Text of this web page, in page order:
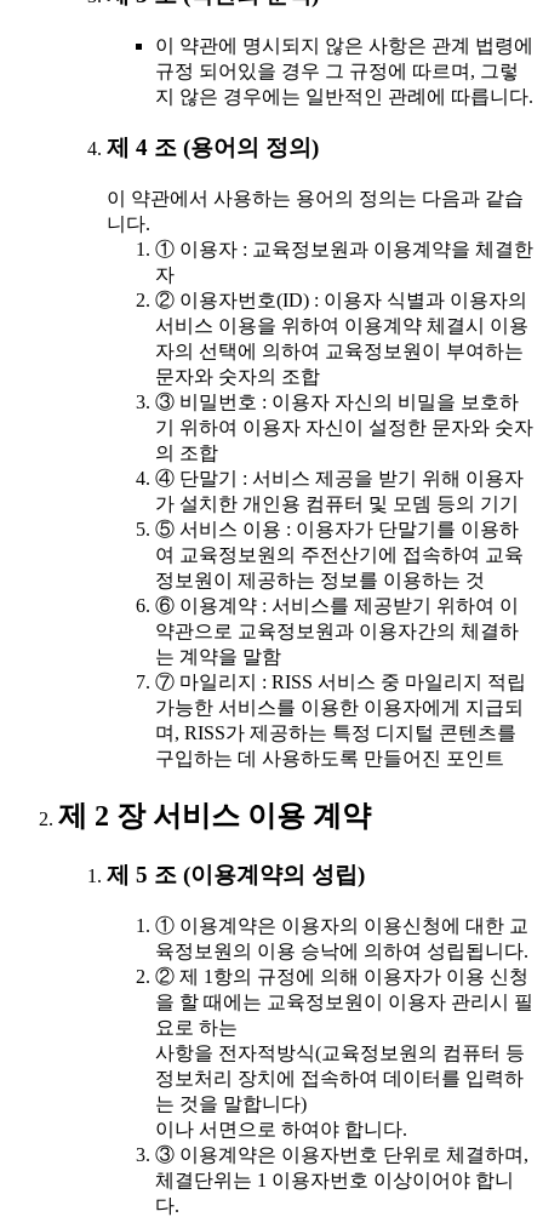
이 약관에 명시되지 않은 사항은 관계 법령에
규정 되어있을 경우 그 규정에 따르며, 그렇
지 않은 경우에는 일반적인 관례에 따릅니다.
제 4 조 (용어의 정의)
이 약관에서 사용하는 용어의 정의는 다음과 같습
니다.
① 이용자 : 교육정보원과 이용계약을 체결한
자
② 이용자번호(ID) : 이용자 식별과 이용자의
서비스 이용을 위하여 이용계약 체결시 이용
자의 선택에 의하여 교육정보원이 부여하는
문자와 숫자의 조합
③ 비밀번호 : 이용자 자신의 비밀을 보호하
기 위하여 이용자 자신이 설정한 문자와 숫자
의 조합
④ 단말기 : 서비스 제공을 받기 위해 이용자
가 설치한 개인용 컴퓨터 및 모뎀 등의 기기
⑤ 서비스 이용 : 이용자가 단말기를 이용하
여 교육정보원의 주전산기에 접속하여 교육
정보원이 제공하는 정보를 이용하는 것
⑥ 이용계약 : 서비스를 제공받기 위하여 이
약관으로 교육정보원과 이용자간의 체결하
는 계약을 말함
⑦ 마일리지 : RISS 서비스 중 마일리지 적립
가능한 서비스를 이용한 이용자에게 지급되
며, RISS가 제공하는 특정 디지털 콘텐츠를
구입하는 데 사용하도록 만들어진 포인트
제 2 장 서비스 이용 계약
제 5 조 (이용계약의 성립)
① 이용계약은 이용자의 이용신청에 대한 교
육정보원의 이용 승낙에 의하여 성립됩니다.
② 제 1항의 규정에 의해 이용자가 이용 신청
을 할 때에는 교육정보원이 이용자 관리시 필
요로 하는
사항을 전자적방식(교육정보원의 컴퓨터 등
정보처리 장치에 접속하여 데이터를 입력하
는 것을 말합니다)
이나 서면으로 하여야 합니다.
③ 이용계약은 이용자번호 단위로 체결하며,
체결단위는 1 이용자번호 이상이어야 합니
다.